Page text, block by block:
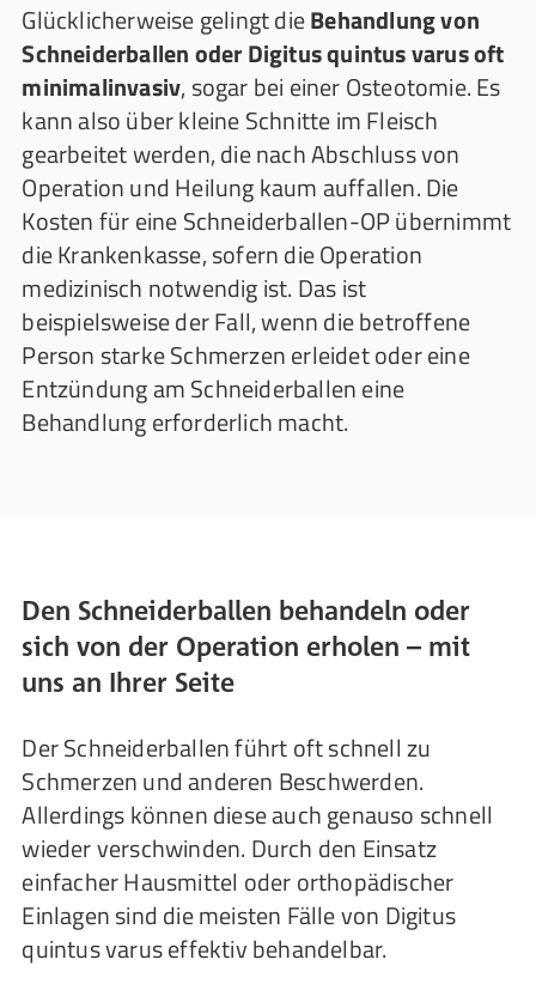
Glücklicherweise gelingt dieBehandlung von
Schneiderballen oder Digitus quintus varus oft
minimalinvasiv, sogar bei einer Osteotomie. Es
kann also über kleine Schnitte im Fleisch
gearbeitet werden, die nach Abschluss von
Operation und Heilung kaum auffallen. Die
Kosten für eine Schneiderballen-OP übernimmt
die Krankenkasse, sofern die Operation
medizinisch notwendig ist. Das ist
beispielsweise der Fall, wenn die betroffene
Person starke Schmerzen erleidet oder eine
Entzündung am Schneiderballen eine
Behandlung erforderlich macht.
Den Schneiderballen behandeln oder
sich von der Operation erholen – mit
uns an Ihrer Seite
Der Schneiderballen führt oft schnell zu
Schmerzen und anderen Beschwerden.
Allerdings können diese auch genauso schnell
wieder verschwinden. Durch den Einsatz
einfacher Hausmittel oder orthopädischer
Einlagen sind die meisten Fälle von Digitus
quintus varus effektiv behandelbar.